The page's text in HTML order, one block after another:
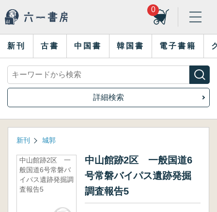
0
新刊 古書 中国書 韓国書 電子書籍
詳細検索
新刊 城郭
中山館跡2区 一
般国道6号常磐バ
イパス遺跡発掘調
査報告5
中山館跡2区 一般国道6
号常磐バイパス遺跡発掘
調査報告5